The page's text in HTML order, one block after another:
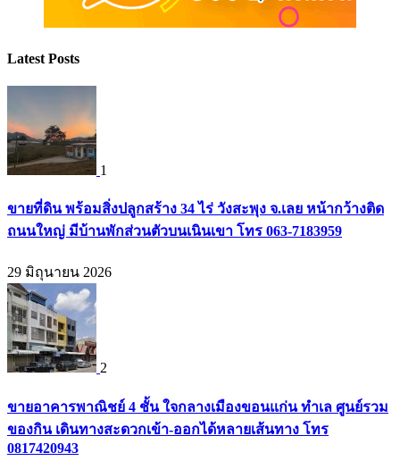
Latest Posts
1
ขายที่ดิน พร้อมสิ่งปลูกสร้าง 34 ไร่ วังสะพุง จ.เลย หน้ากว้างติด
ถนนใหญ่ มีบ้านพักส่วนตัวบนเนินเขา โทร 063-7183959
29 มิถุนายน 2026
2
ขายอาคารพาณิชย์ 4 ชั้น ใจกลางเมืองขอนแก่น ทำเล ศูนย์รวม
ของกิน เดินทางสะดวกเข้า-ออกได้หลายเส้นทาง โทร
0817420943